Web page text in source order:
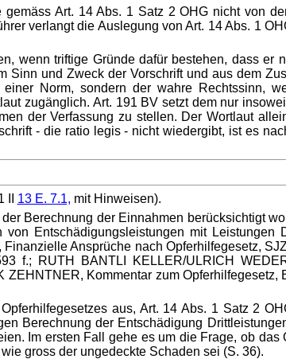
Art. 14 Abs. 1 Satz 2 OHG nicht von
verlangt die Auslegung von Art. 14 Abs. 1
wenn triftige Gründe dafür bestehen, dass er
Sinn und Zweck der Vorschrift und aus dem
Norm, sondern der wahre Rechtssinn,
zugänglich. Art. 191 BV setzt dem nur
der Verfassung zu stellen. Der Wortlaut
- die ratio legis - nicht wiedergibt, ist es
II 13 E. 7.1, mit Hinweisen).
Berechnung der Einnahmen berücksichtigt
Entschädigungsleistungen mit Leistungen
Ansprüche nach Opferhilfegesetz,
f.; RUTH BANTLI KELLER/ULRICH
Kommentar zum Opferhilfegesetz,
aus, Art. 14 Abs. 1 Satz 2
Berechnung der Entschädigung
Im ersten Fall gehe es um die Frage, ob das
gross der ungedeckte Schaden sei (S. 36).